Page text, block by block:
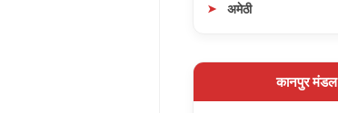
अमेठी
कानपुर मंडल